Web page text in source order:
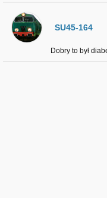
SU45-164
Dobry to był